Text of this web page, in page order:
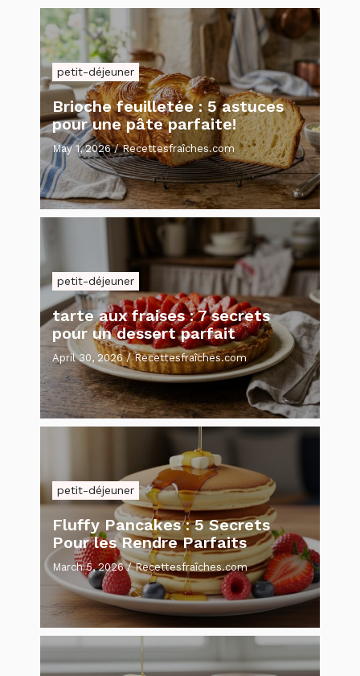
petit-déjeuner
Brioche feuilletée : 5 astuces
pour une pâte parfaite!
May 1, 2026/Recettesfraîches.com
petit-déjeuner
tarte aux fraises : 7 secrets
pour un dessert parfait
April 30, 2026/Recettesfraîches.com
petit-déjeuner
Fluffy Pancakes : 5 Secrets
Pour les Rendre Parfaits
March 5, 2026/Recettesfraîches.com